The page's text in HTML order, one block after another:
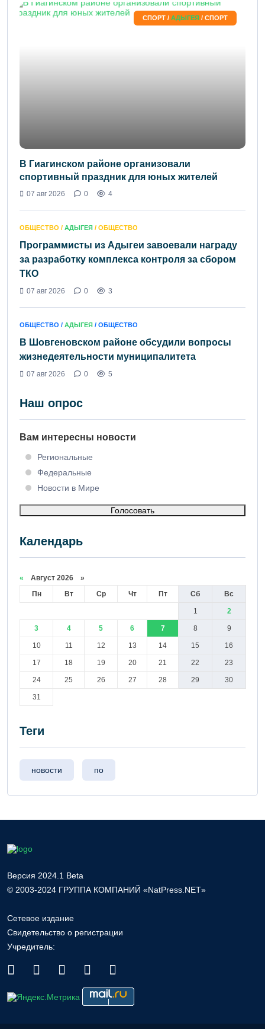
СПОРТ / АДЫГЕЯ / СПОРТ
В Гиагинском районе организовали
спортивный праздник для юных жителей
07 авг 2026 0 4
ОБЩЕСТВО / АДЫГЕЯ / ОБЩЕСТВО
Программисты из Адыгеи завоевали награду
за разработку комплекса контроля за сбором
ТКО
07 авг 2026 0 3
ОБЩЕСТВО / АДЫГЕЯ / ОБЩЕСТВО
В Шовгеновском районе обсудили вопросы
жизнедеятельности муниципалитета
07 авг 2026 0 5
Наш опрос
Вам интересны новости
Региональные
Федеральные
Новости в Мире
Голосовать
Календарь
« Август 2026 »
Пн
Вт Ср Чт Пт Сб Вс
1 2
3 4 5 6 7 8 9
10 11 12 13 14 15 16
17 18 19 20 21 22 23
24 25 26 27 28 29 30
31
Теги
новости по
Версия 2024.1 Beta
© 2003-2024 ГРУППА КОМПАНИЙ «NatPress.NET»
Сетевое издание
Свидетельство о регистрации
Учредитель: